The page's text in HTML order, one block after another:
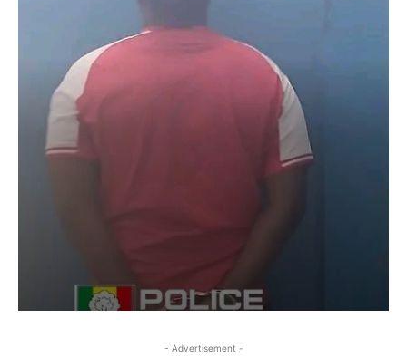
- Advertisement -